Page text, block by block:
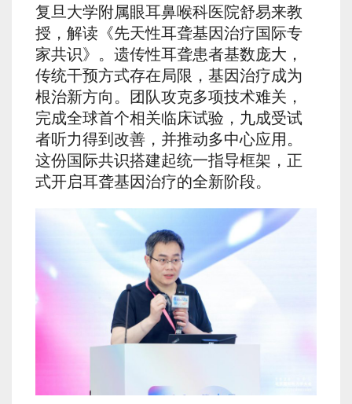
复旦大学附属眼耳鼻喉科医院舒易来教
授，解读《先天性耳聋基因治疗国际专
家共识》。遗传性耳聋患者基数庞大，
传统干预方式存在局限，基因治疗成为
根治新方向。团队攻克多项技术难关，
完成全球首个相关临床试验，九成受试
者听力得到改善，并推动多中心应用。
这份国际共识搭建起统一指导框架，正
式开启耳聋基因治疗的全新阶段。